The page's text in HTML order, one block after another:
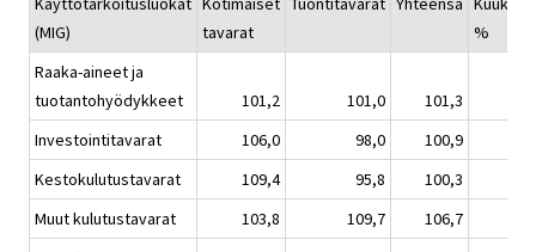
(MIG)
tavarat
%
Raaka-aineet ja
tuotantohyödykkeet
101,2 101,0
101,3
Investointitavarat
106,0 98,0
100,9
Kestokulutustavarat
109,4 95,8
100,3
Muut kulutustavarat
103,8 109,7
106,7